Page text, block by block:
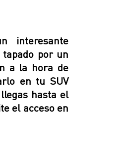
interesante
por un
a la hora de
en tu SUV
hasta el
el acceso en